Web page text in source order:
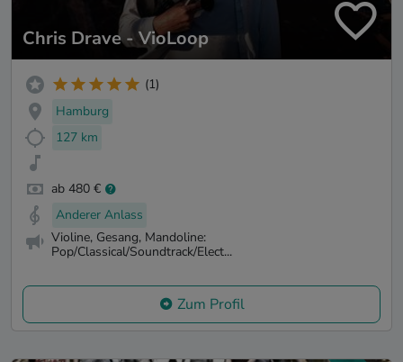
Chris Drave - VioLoop
(1)
Hamburg
127 km
ab 480 €
Anderer Anlass
Violine, Gesang, Mandoline:
Pop/Classical/Soundtrack/Elect...
Zum Profil